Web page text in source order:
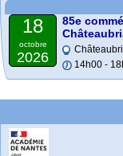
18
octobre
2026
85e
14h00 -